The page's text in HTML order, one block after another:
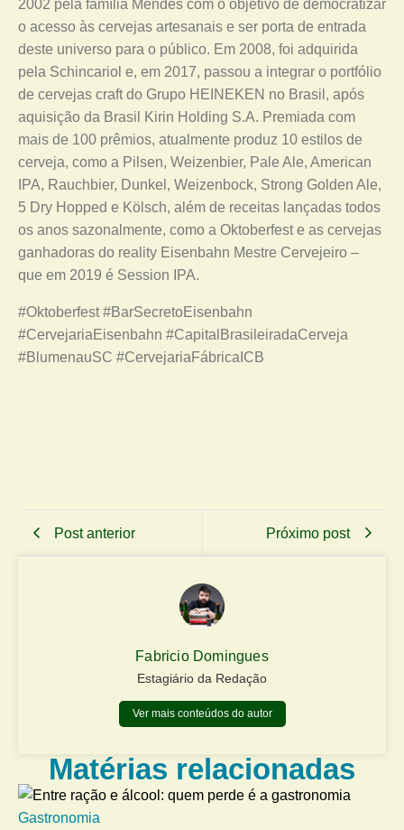
2002 pela família Mendes com o objetivo de democratizar
o acesso às cervejas artesanais e ser porta de entrada
deste universo para o público. Em 2008, foi adquirida
pela Schincariol e, em 2017, passou a integrar o portfólio
de cervejas craft do Grupo HEINEKEN no Brasil, após
aquisição da Brasil Kirin Holding S.A. Premiada com
mais de 100 prêmios, atualmente produz 10 estilos de
cerveja, como a Pilsen, Weizenbier, Pale Ale, American
IPA, Rauchbier, Dunkel, Weizenbock, Strong Golden Ale,
5 Dry Hopped e Kölsch, além de receitas lançadas todos
os anos sazonalmente, como a Oktoberfest e as cervejas
ganhadoras do reality Eisenbahn Mestre Cervejeiro –
que em 2019 é Session IPA.
#Oktoberfest #BarSecretoEisenbahn
#CervejariaEisenbahn #CapitalBrasileiradaCerveja
#BlumenauSC #CervejariaFábricaICB
Post anterior Próximo post
Fabricio Domingues
Estagiário da Redação
Ver mais conteúdos do autor
Matérias relacionadas
Gastronomia